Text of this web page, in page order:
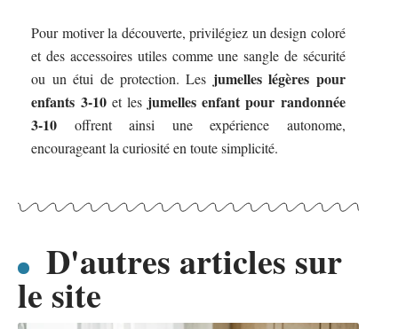
Pour motiver la découverte, privilégiez un design coloré
et des accessoires utiles comme une sangle de sécurité
ou un étui de protection. Les jumelles légères pour
enfants 3-10et les jumelles enfant pour randonnée
3-10 offrent ainsi une expérience autonome,
encourageant la curiosité en toute simplicité.
D'autres articles sur
le site